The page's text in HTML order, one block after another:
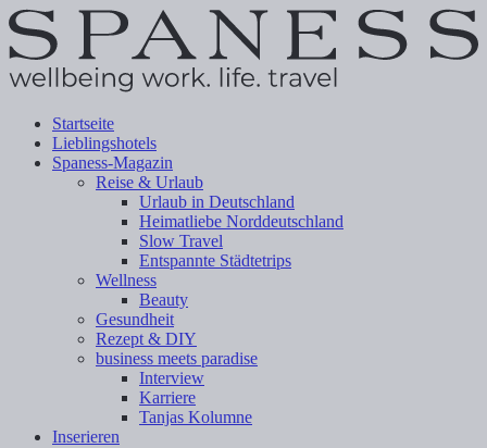
Startseite
Lieblingshotels
Spaness-Magazin
Reise & Urlaub
Urlaub in Deutschland
Heimatliebe Norddeutschland
Slow Travel
Entspannte Städtetrips
Wellness
Beauty
Gesundheit
Rezept & DIY
business meets paradise
Interview
Karriere
Tanjas Kolumne
Inserieren